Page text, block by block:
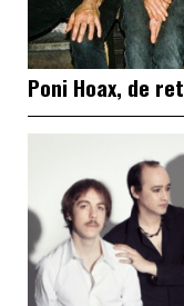
Poni Hoax, de